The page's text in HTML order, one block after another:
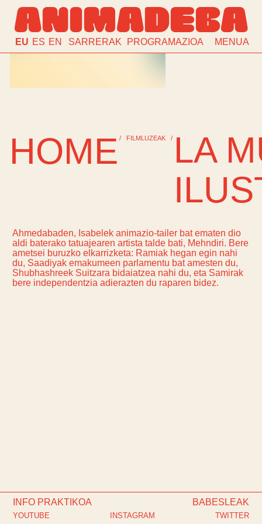
ANIMADEBA
MENUA
PROGRAMAZIOA
SARRERAK
EU ES EN
HOME / FILMLUZEAK / LA
Ahmedabaden, Isabelek animazio-tailer bat ematen dio
aldi baterako tatuajearen artista talde bati, Mehndiri. Bere
ametsei buruzko elkarrizketa: Ramiak hegan egin nahi
du, Saadiyak emakumeen parlamentu bat amesten du,
Shubhashreek Suitzara bidaiatzea nahi du, eta Samirak
bere independentzia adierazten du raparen bidez.
YOUTUBE INSTAGRAM TWITTER
INFO PRAKTIKOA BABESLEAK